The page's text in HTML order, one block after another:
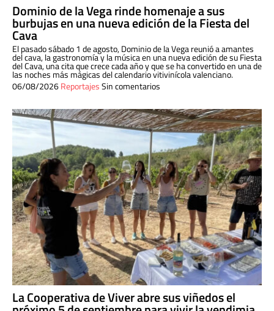
Dominio de la Vega rinde homenaje a sus
burbujas en una nueva edición de la Fiesta del
Cava
El pasado sábado 1 de agosto, Dominio de la Vega reunió a amantes
del cava, la gastronomía y la música en una nueva edición de su Fiesta
del Cava, una cita que crece cada año y que se ha convertido en una de
las noches más mágicas del calendario vitivinícola valenciano.
06/08/2026ReportajesSin comentarios
La Cooperativa de Viver abre sus viñedos el